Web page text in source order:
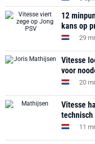
12
kans op
29
Vitesse
voor
20
Vitesse
11